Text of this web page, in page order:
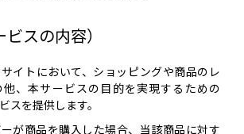
スの内容）
イトにおいて、ショッピングや商品のレ
他、本サービスの目的を実現するための
スを提供します。
が商品を購入した場合、当該商品に対す